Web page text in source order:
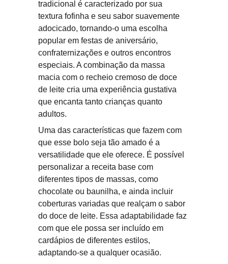
tradicional é caracterizado por sua
textura fofinha e seu sabor suavemente
adocicado, tornando-o uma escolha
popular em festas de aniversário,
confraternizações e outros encontros
especiais. A combinação da massa
macia com o recheio cremoso de doce
de leite cria uma experiência gustativa
que encanta tanto crianças quanto
adultos.
Uma das características que fazem com
que esse bolo seja tão amado é a
versatilidade que ele oferece. É possível
personalizar a receita base com
diferentes tipos de massas, como
chocolate ou baunilha, e ainda incluir
coberturas variadas que realçam o sabor
do doce de leite. Essa adaptabilidade faz
com que ele possa ser incluído em
cardápios de diferentes estilos,
adaptando-se a qualquer ocasião.